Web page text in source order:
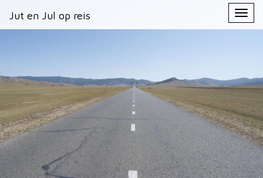
Jut en Jul op reis
Primary
Menu
Jut en Jul op reis